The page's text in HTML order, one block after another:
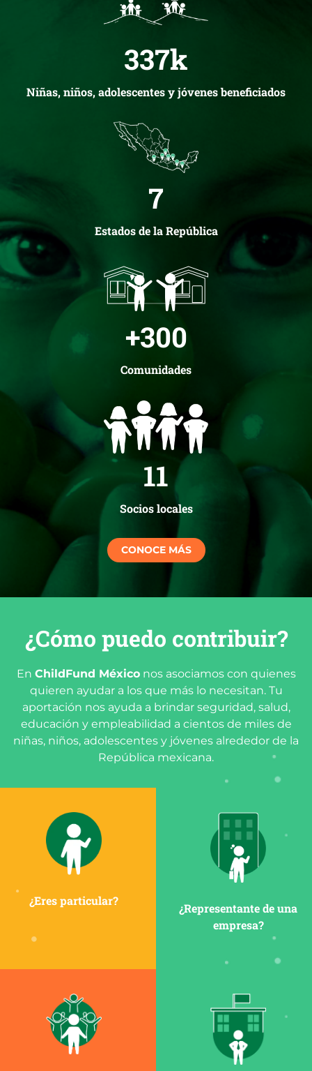
337k
Niñas, niños, adolescentes y jóvenes beneficiados
7
Estados de la República
+300
Comunidades
11
Socios locales
CONOCE MÁS
¿Cómo puedo contribuir?
En ChildFund Méxiconos asociamos con quienes
quieren ayudar a los que más lo necesitan. Tu
aportación nos ayuda a brindar seguridad, salud,
educación y empleabilidad a cientos de miles de
niñas, niños, adolescentes y jóvenes alrededor de la
República mexicana.
¿Eres particular?
¿Representante de una
empresa?